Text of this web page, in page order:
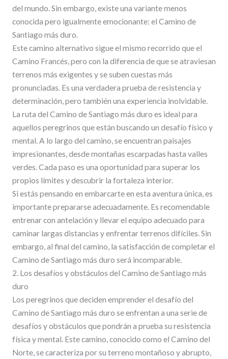
del mundo. Sin embargo, existe una variante menos
conocida pero igualmente emocionante: el Camino de
Santiago más duro.
Este camino alternativo sigue el mismo recorrido que el
Camino Francés, pero con la diferencia de que se atraviesan
terrenos más exigentes y se suben cuestas más
pronunciadas. Es una verdadera prueba de resistencia y
determinación, pero también una experiencia inolvidable.
La ruta del Camino de Santiago más duro es ideal para
aquellos peregrinos que están buscando un desafío físico y
mental. A lo largo del camino, se encuentran paisajes
impresionantes, desde montañas escarpadas hasta valles
verdes. Cada paso es una oportunidad para superar los
propios límites y descubrir la fortaleza interior.
Si estás pensando en embarcarte en esta aventura única, es
importante prepararse adecuadamente. Es recomendable
entrenar con antelación y llevar el equipo adecuado para
caminar largas distancias y enfrentar terrenos difíciles. Sin
embargo, al final del camino, la satisfacción de completar el
Camino de Santiago más duro será incomparable.
2. Los desafíos y obstáculos del Camino de Santiago más
duro
Los peregrinos que deciden emprender el desafío del
Camino de Santiago más duro se enfrentan a una serie de
desafíos y obstáculos que pondrán a prueba su resistencia
física y mental. Este camino, conocido como el Camino del
Norte, se caracteriza por su terreno montañoso y abrupto,